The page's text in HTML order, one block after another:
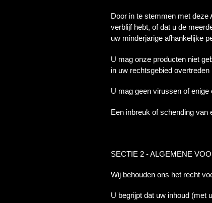
Door in te stemmen met deze
verblijf hebt, of dat u de
uw minderjarige afhankelijke
U mag onze producten niet
in uw rechtsgebied
U mag geen virussen of
Een inbreuk of schending van
SECTIE 2 - ALGEMENE
Wij behouden ons het recht
U begrijpt dat uw inhoud (met